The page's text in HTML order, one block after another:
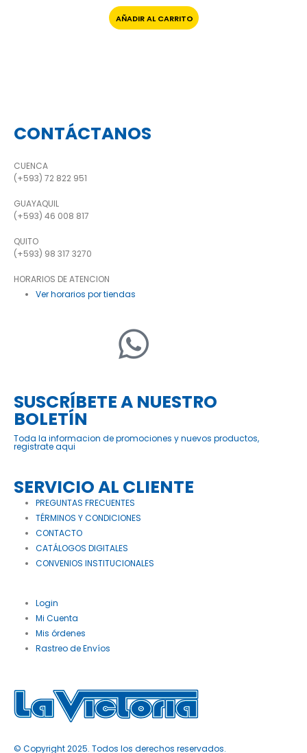
AÑADIR AL CARRITO
CONTÁCTANOS
CUENCA
(+593) 72 822 951
GUAYAQUIL
(+593) 46 008 817
QUITO
(+593) 98 317 3270
HORARIOS DE ATENCION
Ver horarios por tiendas
SUSCRÍBETE A NUESTRO
BOLETÍN
Toda la informacion de promociones y nuevos productos,
registrate aqui
SERVICIO AL CLIENTE
PREGUNTAS FRECUENTES
TÉRMINOS Y CONDICIONES
CONTACTO
CATÁLOGOS DIGITALES
CONVENIOS INSTITUCIONALES
Login
Mi Cuenta
Mis órdenes
Rastreo de Envíos
© Copyright 2025. Todos los derechos reservados.